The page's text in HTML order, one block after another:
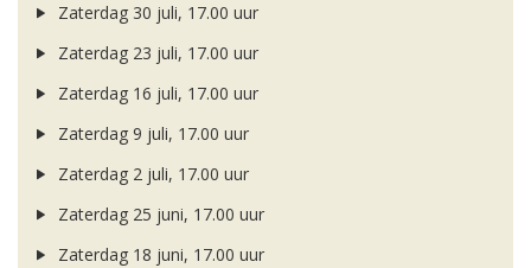
Zaterdag 30 juli, 17.00 uur
Zaterdag 23 juli, 17.00 uur
Zaterdag 16 juli, 17.00 uur
Zaterdag 9 juli, 17.00 uur
Zaterdag 2 juli, 17.00 uur
Zaterdag 25 juni, 17.00 uur
Zaterdag 18 juni, 17.00 uur